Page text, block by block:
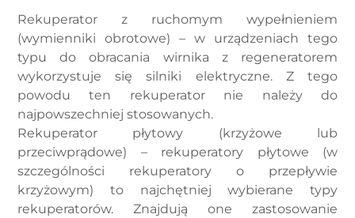
Rekuperator z ruchomym wypełnieniem
(wymienniki obrotowe) – w urządzeniach tego
typu do obracania wirnika z regeneratorem
wykorzystuje się silniki elektryczne. Z tego
powodu ten rekuperator nie należy do
najpowszechniej stosowanych.
Rekuperator płytowy (krzyżowe lub
przeciwprądowe) – rekuperatory płytowe (w
szczególności rekuperatory o przepływie
krzyżowym) to najchętniej wybierane typy
rekuperatorów. Znajdują one zastosowanie